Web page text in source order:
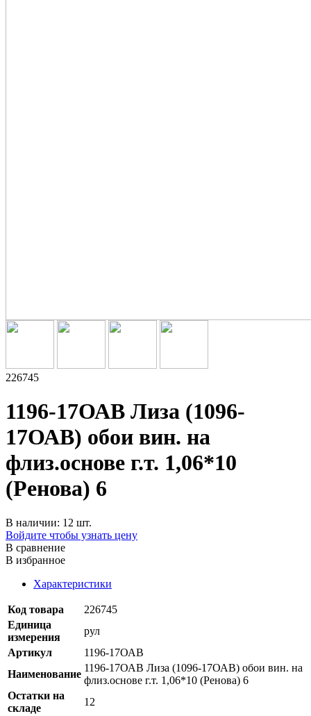
226745
1196-17ОАВ Лиза (1096-
17ОАВ) обои вин. на
флиз.основе г.т. 1,06*10
(Ренова) 6
В наличии: 12 шт.
Войдите чтобы узнать цену
В сравнение
В избранное
Характеристики
Код товара
226745
Единица
измерения
рул
Артикул
1196-17ОАВ
Наименование
1196-17ОАВ Лиза (1096-17ОАВ) обои вин. на
флиз.основе г.т. 1,06*10 (Ренова) 6
Остатки на
складе
12